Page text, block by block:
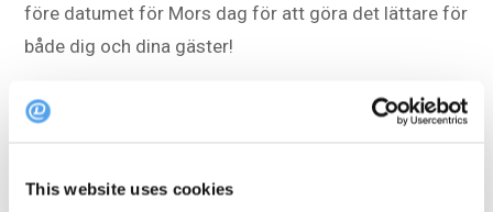
This website uses cookies
före datumet för Mors dag för att göra det lättare för
både dig och dina gäster!
Middag på mors dag
att erbjuda en exklusiv flerrättersmeny till ett fast